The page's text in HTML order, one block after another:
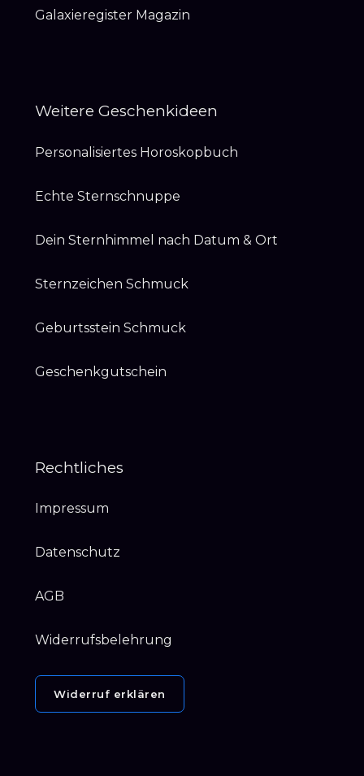
Galaxieregister Magazin
Weitere Geschenkideen
Personalisiertes Horoskopbuch
Echte Sternschnuppe
Dein Sternhimmel nach Datum & Ort
Sternzeichen Schmuck
Geburtsstein Schmuck
Geschenkgutschein
Rechtliches
Impressum
Datenschutz
AGB
Widerrufsbelehrung
Widerruf erklären